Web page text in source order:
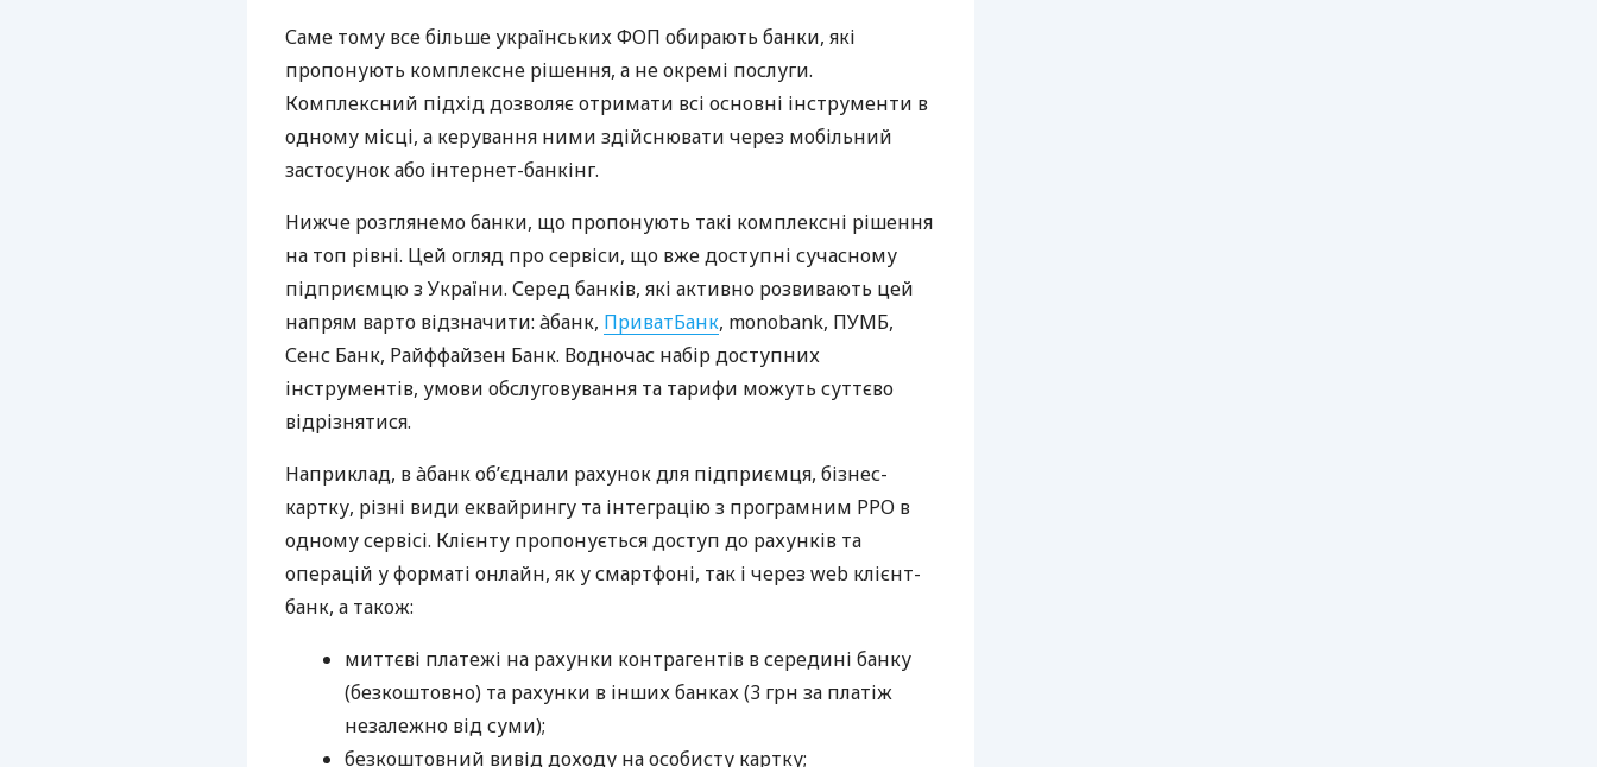
Саме тому все більше українських ФОП обирають банки, які
пропонують комплексне рішення, а не окремі послуги.
Комплексний підхід дозволяє отримати всі основні інструменти в
одному місці, а керування ними здійснювати через мобільний
застосунок або інтернет-банкінг.
Нижче розглянемо банки, що пропонують такі комплексні рішення
на топ рівні. Цей огляд про сервіси, що вже доступні сучасному
підприємцю з України. Серед банків, які активно розвивають цей
напрям варто відзначити: àбанк, ПриватБанк, monobank, ПУМБ,
Сенс Банк, Райффайзен Банк. Водночас набір доступних
інструментів, умови обслуговування та тарифи можуть суттєво
відрізнятися.
Наприклад, в àбанк об’єднали рахунок для підприємця, бізнес-
картку, різні види еквайрингу та інтеграцію з програмним РРО в
одному сервісі. Клієнту пропонується доступ до рахунків та
операцій у форматі онлайн, як у смартфоні, так і через web клієнт-
банк, а також:
миттєві платежі на рахунки контрагентів в середині банку
(безкоштовно) та рахунки в інших банках (3 грн за платіж
незалежно від суми);
безкоштовний вивід доходу на особисту картку;